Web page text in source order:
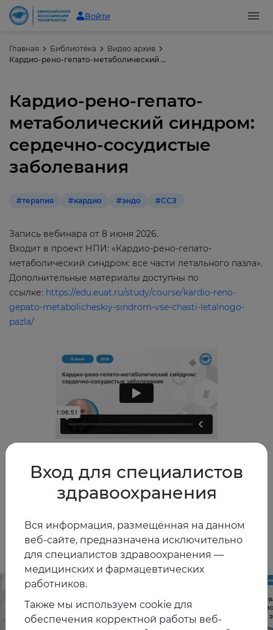
Войти
Главная Библиотека
Видео архив
Кардио-рено-гепато-метаболический синдром: сердечно-сосудистые заболевания
Кардио-рено-гепато-
метаболический синдром:
сердечно-сосудистые
заболевания
#терапия #кардио #эндо #ССЗ
Запись вебинара от 8 июня 2026.
Входит в проект НПИ: «Кардио-рено-гепато-
метаболический синдром: все части летального пазла».
Дополнительные материалы доступны по
ссылке: https://edu.euat.ru/study/course/kardio-reno-
gepato-metabolicheskiy-sindrom-vse-chasti-letalnogo-
pazla/
Другие видео
Вход для специалистов
здравоохранения
Вся информация, размещённая на данном
веб-сайте, предназначена исключительно
для специалистов здравоохранения —
медицинских и фармацевтических
работников.
Также мы используем cookie для
обеспечения корректной работы веб-